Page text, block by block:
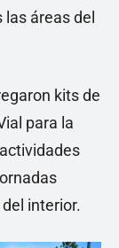
áreas del
kits de
para la
interior.